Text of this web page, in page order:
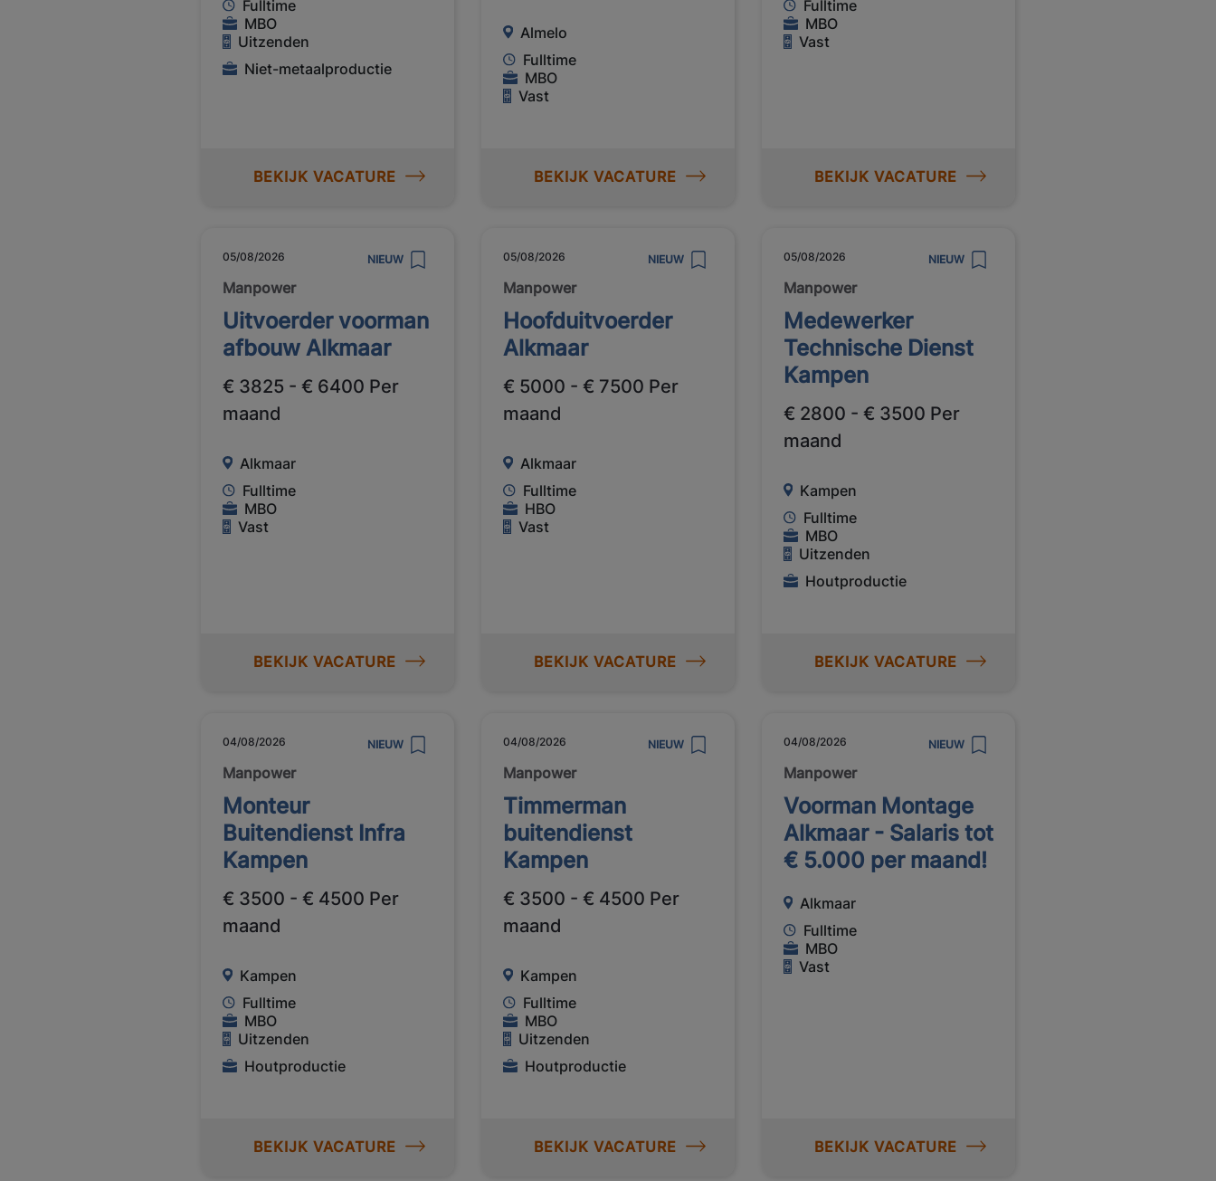
Fulltime
MBO
Uitzenden
Niet-metaalproductie
BEKIJK VACATURE
Almelo
Fulltime
MBO
Vast
BEKIJK VACATURE
Fulltime
MBO
Vast
BEKIJK VACATURE
05/08/2026 NIEUW
Manpower
Uitvoerder voorman
afbouw Alkmaar
€ 3825 - € 6400 Per
maand
Alkmaar
Fulltime
MBO
Vast
BEKIJK VACATURE
05/08/2026 NIEUW
Manpower
Hoofduitvoerder
Alkmaar
€ 5000 - € 7500 Per
maand
Alkmaar
Fulltime
HBO
Vast
BEKIJK VACATURE
05/08/2026 NIEUW
Manpower
Medewerker
Technische Dienst
Kampen
€ 2800 - € 3500 Per
maand
Kampen
Fulltime
MBO
Uitzenden
Houtproductie
BEKIJK VACATURE
04/08/2026 NIEUW
Manpower
Monteur
Buitendienst Infra
Kampen
€ 3500 - € 4500 Per
maand
Kampen
Fulltime
MBO
Uitzenden
Houtproductie
BEKIJK VACATURE
04/08/2026 NIEUW
Manpower
Timmerman
buitendienst
Kampen
€ 3500 - € 4500 Per
maand
Kampen
Fulltime
MBO
Uitzenden
Houtproductie
BEKIJK VACATURE
04/08/2026 NIEUW
Manpower
Voorman Montage
Alkmaar - Salaris tot
€ 5.000 per maand!
Alkmaar
Fulltime
MBO
Vast
BEKIJK VACATURE